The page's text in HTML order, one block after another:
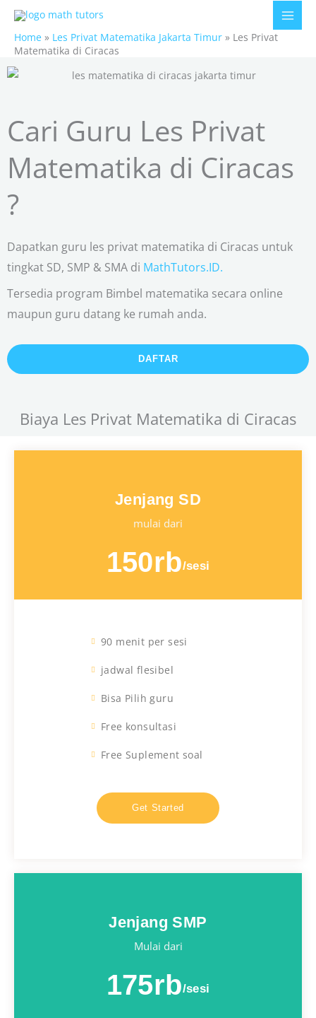
Skip
content
Home » Les Privat Matematika Jakarta Timur » Les Privat
Matematika di Ciracas
Cari Guru Les Privat
Matematika di Ciracas
?
Dapatkan guru les privat matematika di Ciracas untuk
tingkat SD, SMP & SMA di MathTutors.ID.
Tersedia program Bimbel matematika secara online
maupun guru datang ke rumah anda.
DAFTAR
Biaya Les Privat Matematika di Ciracas
Jenjang SD
mulai dari
150rb/sesi
90 menit per sesi
jadwal flesibel
Bisa Pilih guru
Free konsultasi
Free Suplement soal
Get Started
Jenjang SMP
Mulai dari
175rb/sesi